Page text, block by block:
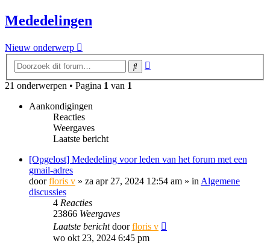
Mededelingen
Nieuw onderwerp
Zoek
21 onderwerpen • Pagina 1 van 1
Aankondigingen
Reacties
Weergaves
Laatste bericht
[Opgelost] Mededeling voor leden van het forum met een
gmail-adres
doorfloris v » za apr 27, 2024 12:54 am » in Algemene
discussies
4 Reacties
23866 Weergaves
Laatste berichtdoorfloris v
wo okt 23, 2024 6:45 pm